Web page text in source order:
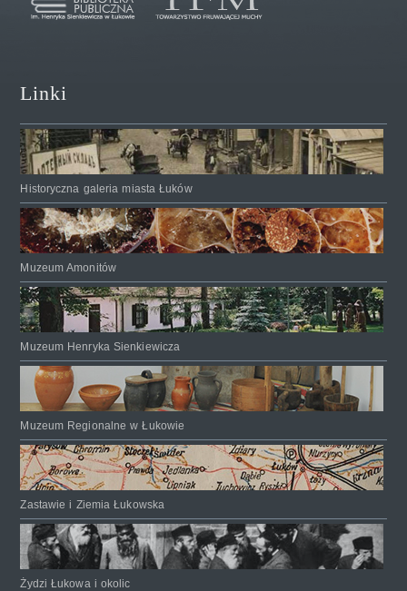
Linki
Historyczna galeria miasta Łuków
Muzeum Amonitów
Muzeum Henryka Sienkiewicza
Muzeum Regionalne w Łukowie
Zastawie i Ziemia Łukowska
Żydzi Łukowa i okolic